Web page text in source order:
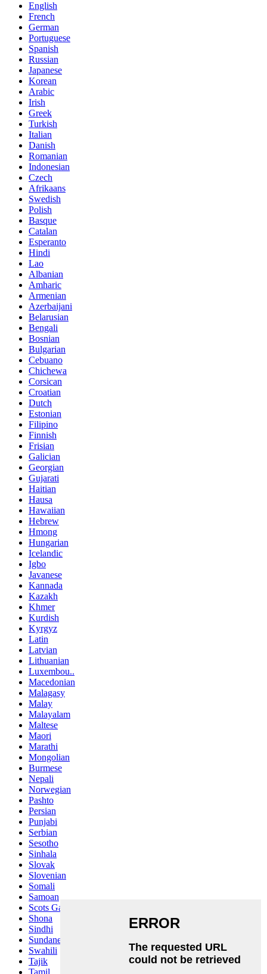
English
French
German
Portuguese
Spanish
Russian
Japanese
Korean
Arabic
Irish
Greek
Turkish
Italian
Danish
Romanian
Indonesian
Czech
Afrikaans
Swedish
Polish
Basque
Catalan
Esperanto
Hindi
Lao
Albanian
Amharic
Armenian
Azerbaijani
Belarusian
Bengali
Bosnian
Bulgarian
Cebuano
Chichewa
Corsican
Croatian
Dutch
Estonian
Filipino
Finnish
Frisian
Galician
Georgian
Gujarati
Haitian
Hausa
Hawaiian
Hebrew
Hmong
Hungarian
Icelandic
Igbo
Javanese
Kannada
Kazakh
Khmer
Kurdish
Kyrgyz
Latin
Latvian
Lithuanian
Luxembou..
Macedonian
Malagasy
Malay
Malayalam
Maltese
Maori
Marathi
Mongolian
Burmese
Nepali
Norwegian
Pashto
Persian
Punjabi
Serbian
Sesotho
Sinhala
Slovak
Slovenian
Somali
Samoan
Scots Gaelic
Shona
Sindhi
Sundanese
Swahili
Tajik